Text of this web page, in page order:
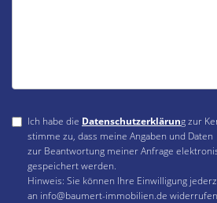
Ich habe die Datenschutzerklärung zur
stimme zu, dass meine Angaben und Daten
zur Beantwortung meiner Anfrage
gespeichert werden.
Hinweis: Sie können Ihre Einwilligung
an info@baumert-immobilien.de